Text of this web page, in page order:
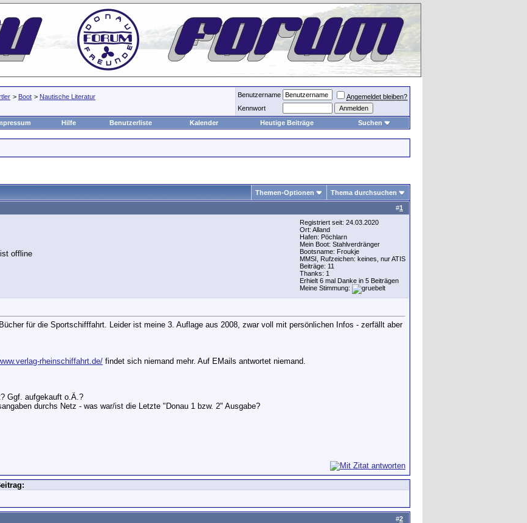
> Boot > Nautische Literatur Benutzername
Angemeldet bleiben?
Kennwort
Hilfe Benutzerliste Kalender Heutige Beiträge Suchen
Themen-Optionen Thema durchsuchen
#1
Registriert seit: 24.03.2020
Ort: Alland
Hafen: Pöchlarn
Mein Boot: Stahlverdränger
Bootsname: Froukje
MMSI, Rufzeichen: keines, nur ATIS
Beiträge: 11
Thanks: 1
Erhielt 6 mal Danke in 5 Beiträgen
Meine Stimmung:
für die Sportschifffahrt. Leider ist meine 3. Auflage aus 2008, zwar voll mit persönlichen Infos - zerfällt aber
rheinschiffahrt.de/ findet sich niemand mehr. Auf EMails antwortet niemand.
Ggf. aufgekauft o.Ä.?
durchs Netz - was war/ist die Letzte "Donau 1 bzw. 2" Ausgabe?
#2